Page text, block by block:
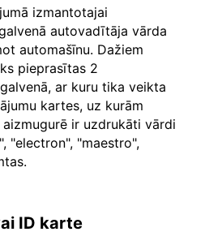
izmantotajai
autovadītāja vārda
automašīnu. Dažiem
pieprasītas 2
ar kuru tika veikta
kartes, uz kurām
ir uzdrukāti vārdi
"electron", "maestro",
ID karte